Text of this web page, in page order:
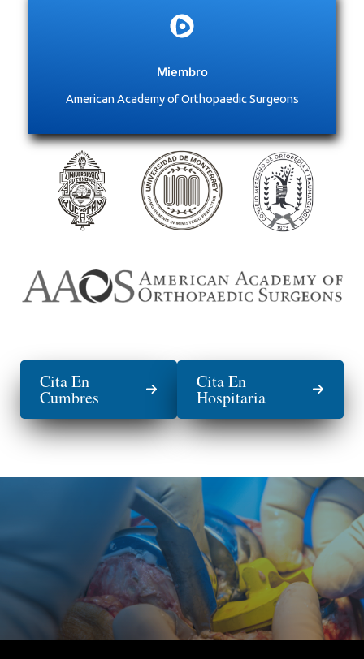
Miembro
American Academy of Orthopaedic Surgeons
Cita En
Cumbres
Cita En
Hospitaria